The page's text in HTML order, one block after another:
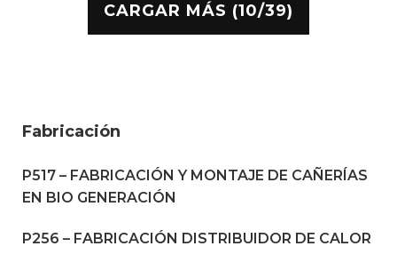
CARGAR MÁS (10/39)
Fabricación
P517 – FABRICACIÓN Y MONTAJE DE CAÑERÍAS
EN BIO GENERACIÓN
P256 – FABRICACIÓN DISTRIBUIDOR DE CALOR